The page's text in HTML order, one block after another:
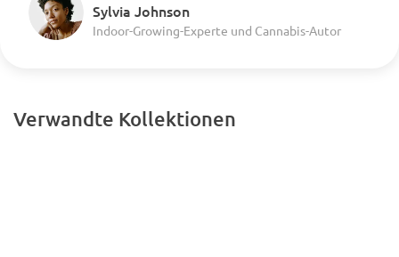
Sylvia Johnson
Indoor-Growing-Experte und Cannabis-Autor
Verwandte Kollektionen